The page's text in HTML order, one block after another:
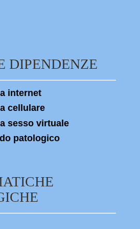
DIPENDENZE
internet
cellulare
sesso virtuale
patologico